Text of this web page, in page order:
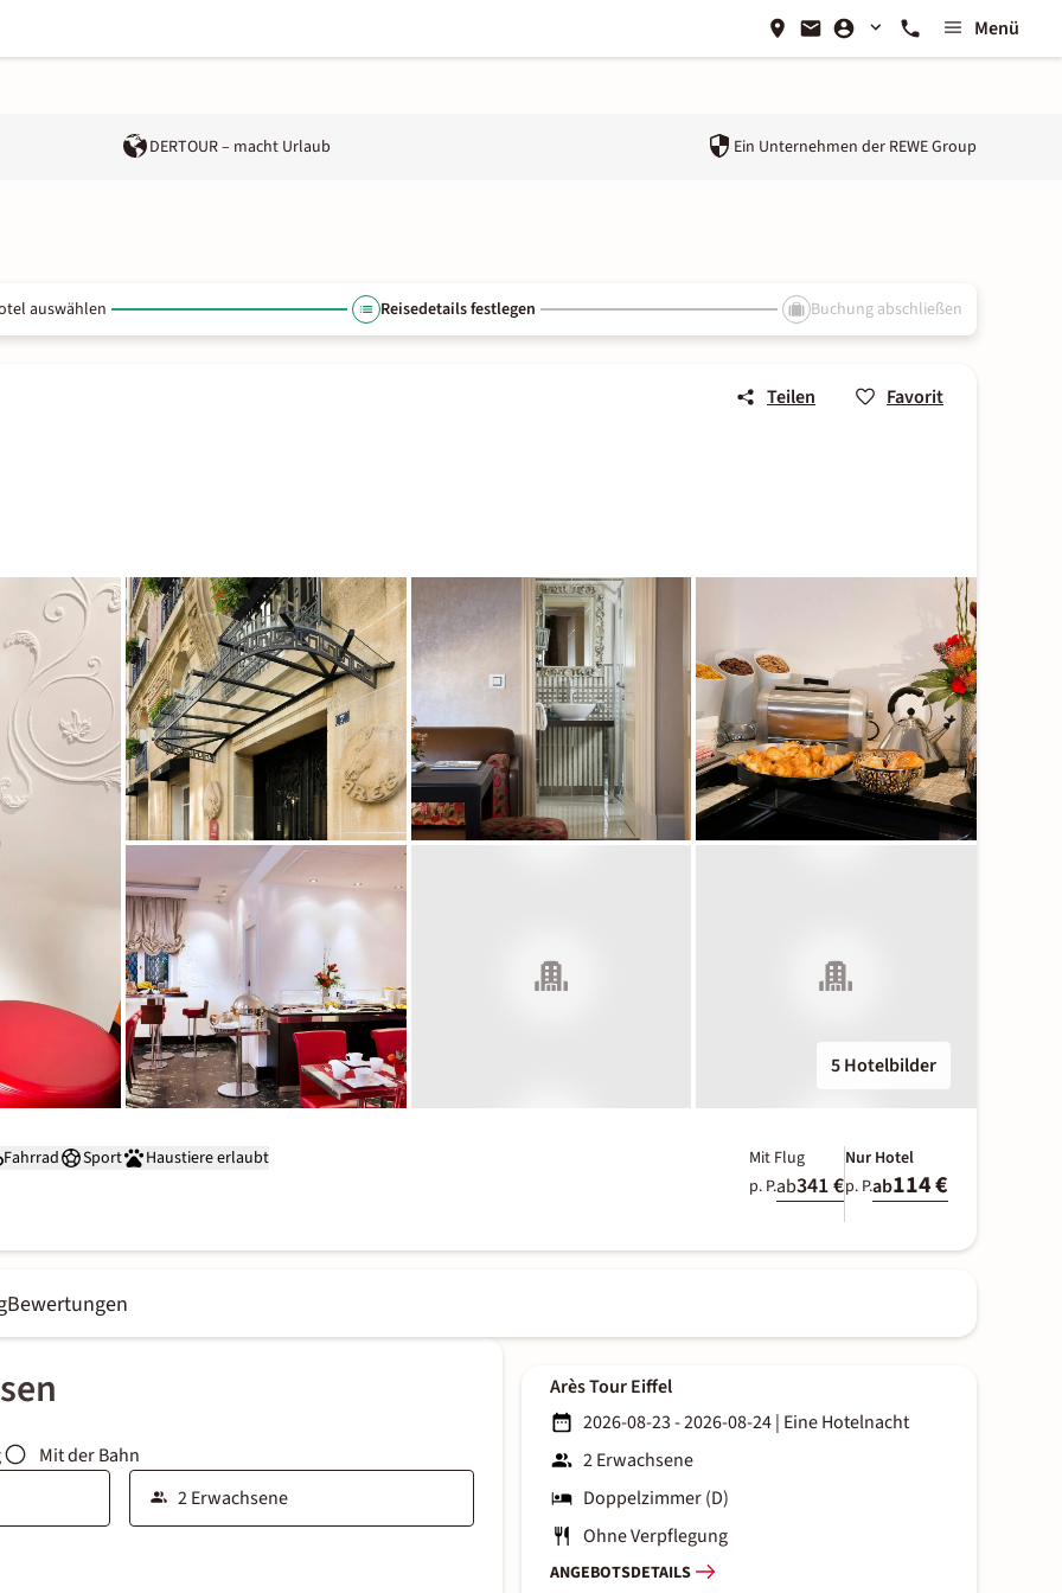
Menü
DERTOUR – macht Urlaub Ein Unternehmen der REWE Group
auswählen Reisedetails festlegen Buchung abschließen
Teilen Favorit
5 Hotelbilder
Fahrrad Sport Haustiere erlaubt
Mit Flug
p. P.ab341 €
Nur Hotel
p. P.ab114 €
Bewertungen
Mit der Bahn
Arès Tour Eiffel
2026-08-23 - 2026-08-24| Eine Hotelnacht
2 Erwachsene
Doppelzimmer (D)
Ohne Verpflegung
ANGEBOTSDETAILS